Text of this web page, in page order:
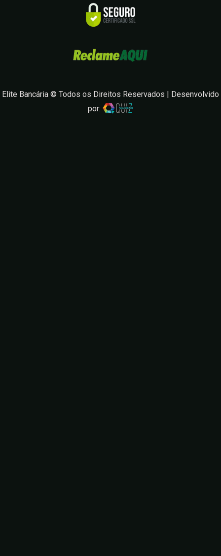
Elite Bancária © Todos os Direitos Reservados | Desenvolvido
por: